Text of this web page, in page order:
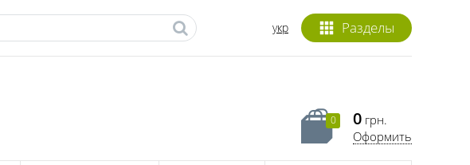
Разделы
укр
0 0 грн.
Оформить